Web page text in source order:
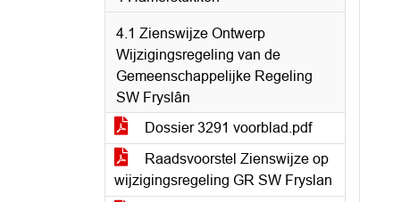
4.1 Zienswijze Ontwerp
Wijzigingsregeling van de
Gemeenschappelijke Regeling
SW Fryslân
Dossier 3291 voorblad.pdf
Raadsvoorstel Zienswijze op
wijzigingsregeling GR SW Fryslan